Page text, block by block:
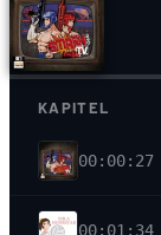
KAPITEL
00:00:27
00:01:34